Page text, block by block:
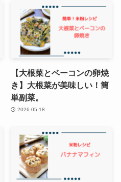
【大根菜とベーコンの卵焼
き】大根菜が美味しい！簡
単副菜。
2026-05-18